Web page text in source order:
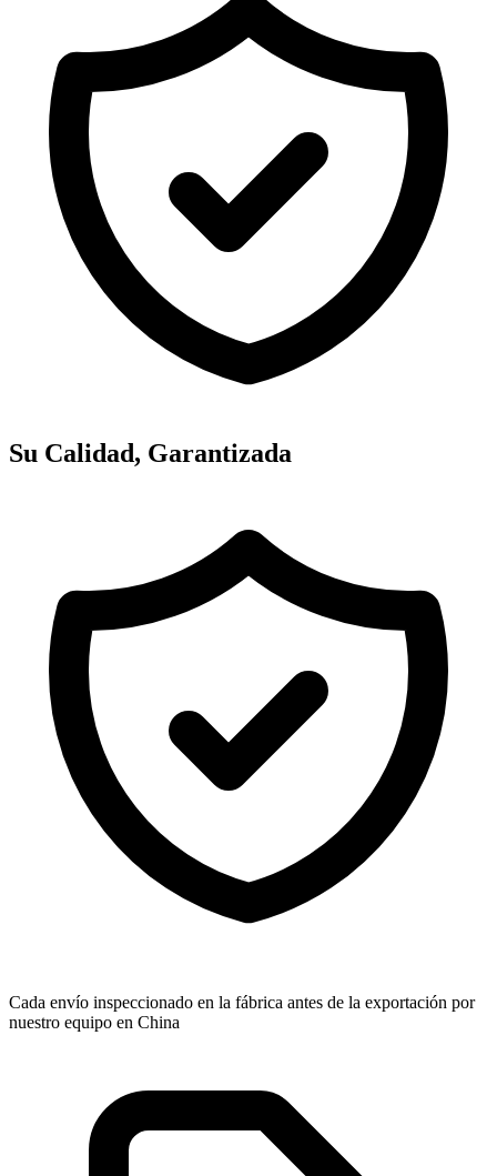
Su Calidad, Garantizada
Cada envío inspeccionado en la fábrica antes de la exportación por
nuestro equipo en China